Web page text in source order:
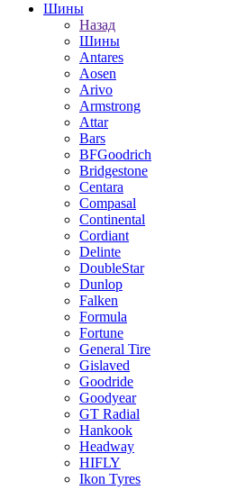
Шины
Назад
Шины
Antares
Aosen
Arivo
Armstrong
Attar
Bars
BFGoodrich
Bridgestone
Centara
Compasal
Continental
Cordiant
Delinte
DoubleStar
Dunlop
Falken
Formula
Fortune
General Tire
Gislaved
Goodride
Goodyear
GT Radial
Hankook
Headway
HIFLY
Ikon Tyres